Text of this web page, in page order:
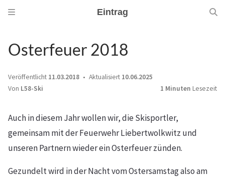
Eintrag
Osterfeuer 2018
Veröffentlicht 11.03.2018 Aktualisiert 10.06.2025
Von L58-Ski 1 Minuten Lesezeit
Auch in diesem Jahr wollen wir, die Skisportler,
gemeinsam mit der Feuerwehr Liebertwolkwitz und
unseren Partnern wieder ein Osterfeuer zünden.
Gezundelt wird in der Nacht vom Ostersamstag also am